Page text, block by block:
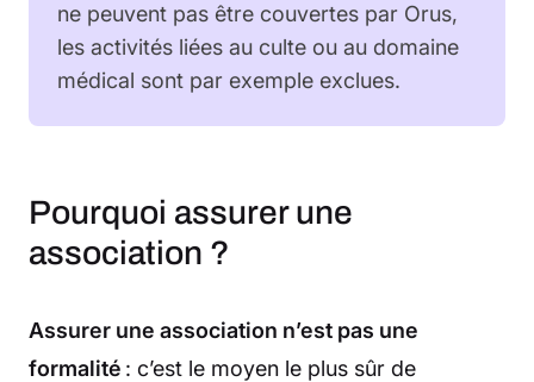
ne peuvent pas être couvertes par Orus,
les activités liées au culte ou au domaine
médical sont par exemple exclues.
Pourquoi assurer une
association ?
Assurer une association n’est pas une
formalité : c’est le moyen le plus sûr de